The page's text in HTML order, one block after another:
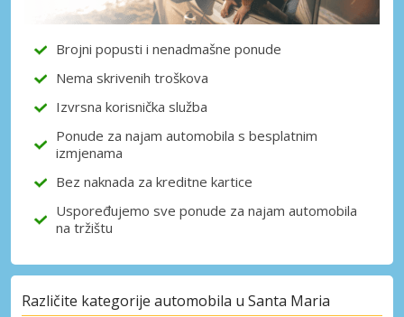
Brojni popusti i nenadmašne ponude
Nema skrivenih troškova
Izvrsna korisnička služba
Ponude za najam automobila s besplatnim
izmjenama
Bez naknada za kreditne kartice
Uspoređujemo sve ponude za najam automobila
na tržištu
Različite kategorije automobila u Santa Maria